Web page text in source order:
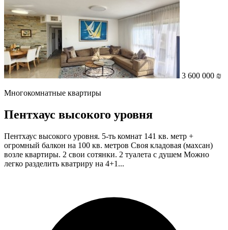
3 600 000 ₪
Многокомнатные квартиры
Пентхаус высокого уровня
Пентхаус высокого уровня. 5-ть комнат 141 кв. метр +
огромный балкон на 100 кв. метров Своя кладовая (махсан)
возле квартиры. 2 свои сотянки. 2 туалета с душем Можно
легко разделить кватриру на 4+1...